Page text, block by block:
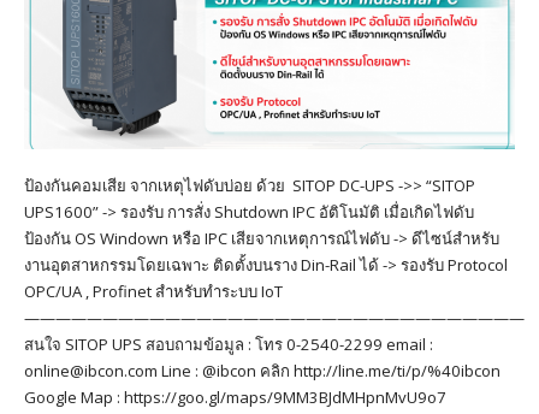
ป้องกันคอมเสีย จากเหตุไฟดับบ่อย ด้วย SITOP DC-UPS ->> “SITOP
UPS1600” -> รองรับ การสั่ง Shutdown IPC อัติโนมัติ เมื่อเกิดไฟดับ
ป้องกัน OS Windown หรือ IPC เสียจากเหตุการณ์ไฟดับ -> ดีไซน์สำหรับ
งานอุตสาหกรรมโดยเฉพาะ ติดตั้งบนราง Din-Rail ได้ -> รองรับ Protocol
OPC/UA , Profinet สำหรับทำระบบ IoT
————————————————————————————————
สนใจ SITOP UPS สอบถามข้อมูล : โทร 0-2540-2299 email :
online@ibcon.com Line : @ibcon คลิก http://line.me/ti/p/%40ibcon
Google Map : https://goo.gl/maps/9MM3BJdMHpnMvU9o7